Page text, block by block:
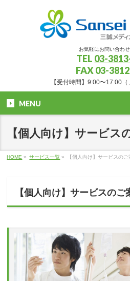
お気軽にお問い合わ
TEL 03-
FAX 03-
【受付時間】9:00〜17:00（
MENU
【個人向け】サービス
HOME » サービス一覧 » 【個人向け】サービスのご
【個人向け】サービスのご